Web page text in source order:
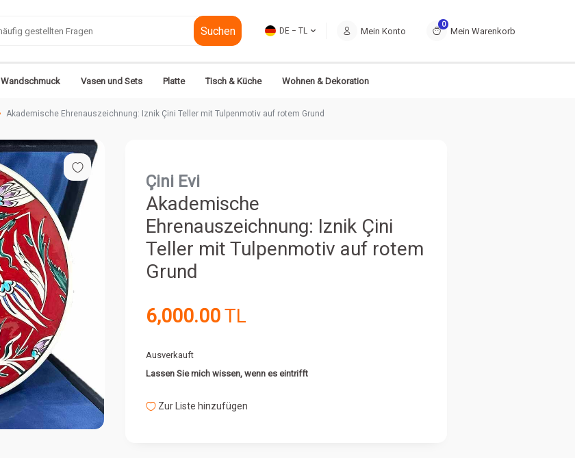
Suchen DE − TL Mein Konto
0
Mein Warenkorb
Wandschmuck Vasen und Sets Platte Tisch & Küche Wohnen & Dekoration
Akademische Ehrenauszeichnung: Iznik Çini Teller mit Tulpenmotiv auf rotem Grund
Çini Evi
Akademische
Ehrenauszeichnung: Iznik Çini
Teller mit Tulpenmotiv auf rotem
Grund
6,000.00TL
Ausverkauft
Lassen Sie mich wissen, wenn es eintrifft
Zur Liste hinzufügen